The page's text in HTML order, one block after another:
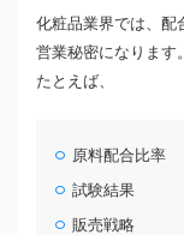
化粧品業界では、配
営業秘密になります。
たとえば、
原料配合比率
試験結果
販売戦略